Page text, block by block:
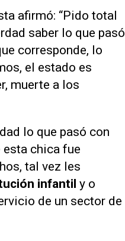
afirmó: “Pido total
saber lo que pasó
corresponde, lo
el estado es
muerte a los
lo que pasó con
esta chica fue
tal vez les
infantil y o
de un sector de